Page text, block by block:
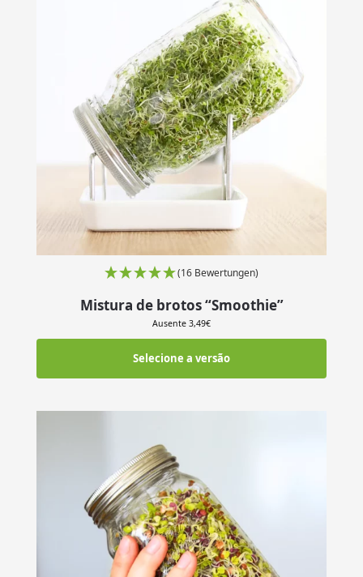
(16 Bewertungen)
Mistura de brotos “Smoothie”
Ausente 3,49€
Selecione a versão